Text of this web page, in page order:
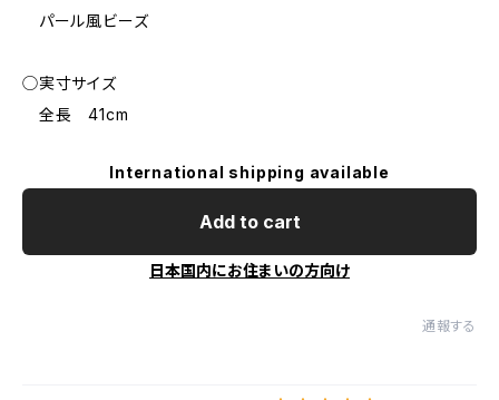
パール風ビーズ
◯実寸サイズ
全長 41cm
International shipping available
Add to cart
日本国内にお住まいの方向け
通報する